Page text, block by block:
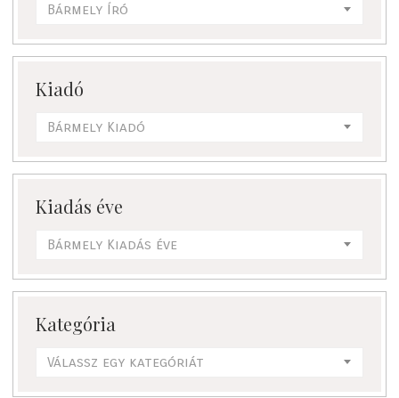
Bármely Író
Kiadó
Bármely Kiadó
Kiadás éve
Bármely Kiadás éve
Kategória
Válassz egy kategóriát